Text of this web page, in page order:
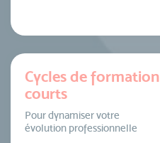
Cycles de formation
courts
Pour dynamiser votre
évolution professionnelle